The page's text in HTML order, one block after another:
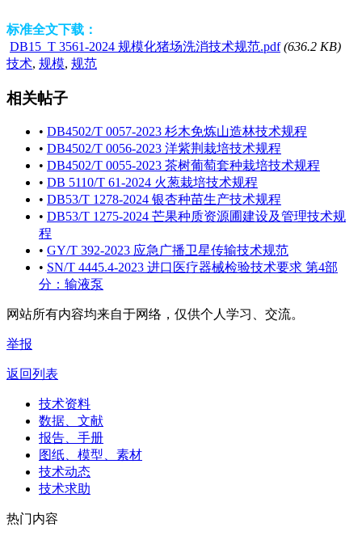
标准全文下载：
DB15_T 3561-2024 规模化猪场洗消技术规范.pdf (636.2 KB)
技术, 规模, 规范
相关帖子
• DB4502/T 0057-2023 杉木免炼山造林技术规程
• DB4502/T 0056-2023 洋紫荆栽培技术规程
• DB4502/T 0055-2023 茶树葡萄套种栽培技术规程
• DB 5110/T 61-2024 火葱栽培技术规程
• DB53/T 1278-2024 银杏种苗生产技术规程
• DB53/T 1275-2024 芒果种质资源圃建设及管理技术规
程
• GY/T 392-2023 应急广播卫星传输技术规范
• SN/T 4445.4-2023 进口医疗器械检验技术要求 第4部
分：输液泵
网站所有内容均来自于网络，仅供个人学习、交流。
举报
返回列表
技术资料
数据、文献
报告、手册
图纸、模型、素材
技术动态
技术求助
热门内容